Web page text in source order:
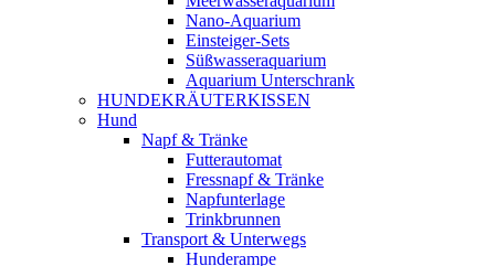
Nano-Aquarium
Einsteiger-Sets
Süßwasseraquarium
Aquarium Unterschrank
HUNDEKRÄUTERKISSEN
Hund
Napf & Tränke
Futterautomat
Fressnapf & Tränke
Napfunterlage
Trinkbrunnen
Transport & Unterwegs
Hunderampe